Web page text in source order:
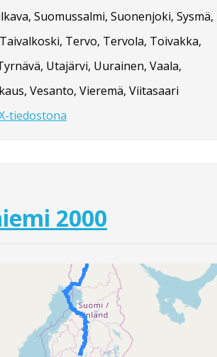
Suomussalmi, Suonenjoki, Sysmä,
Tervo, Tervola, Toivakka,
Utajärvi, Uurainen, Vaala,
Vesanto, Vieremä, Viitasaari
tiedostona
2000